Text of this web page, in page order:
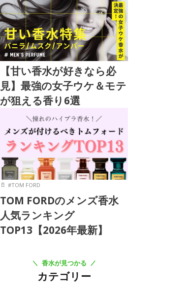
【甘い香水が好きなら必
見】最強の女子ウケ＆モテ
が狙える香り6選
#TOM FORD
TOM FORDのメンズ香水
人気ランキング
TOP13【2026年最新】
カテゴリー
香水が見つかる